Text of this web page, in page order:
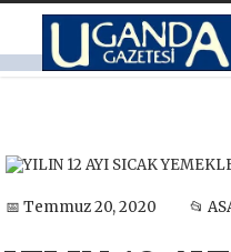
📅 Temmuz 20, 2020 📂